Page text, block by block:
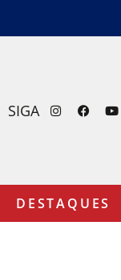
SIGA
DESTAQUES